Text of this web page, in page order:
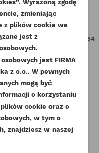
nową listę życzeń
Utwórz listę życzeń
((modalDeleteText))
produkty na
Zaloguj się
KLIN WAŁU KORBOWEGO 3054
ORYGINAŁ
Indeks 1B-8736-ORG
Dostępny
12,30 złBrutto
Wyrażoną zgodę
zmieniając
z plików cookie we
jest z
jest FIRMA
z o.o.. W pewnych
mogą być
o korzystaniu
cookie oraz o
w tym o
znajdziesz w naszej